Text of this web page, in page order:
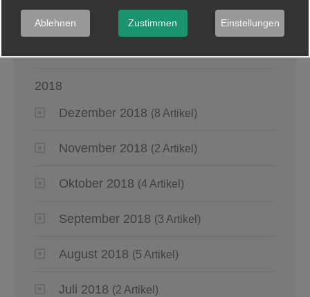
März 2019 (6 Artikel)
2018
Dezember 2018 (8 Artikel)
November 2018 (2 Artikel)
Oktober 2018 (4 Artikel)
September 2018 (3 Artikel)
August 2018 (5 Artikel)
Juli 2018 (2 Artikel)
Ablehnen Zustimmen Einstellungen